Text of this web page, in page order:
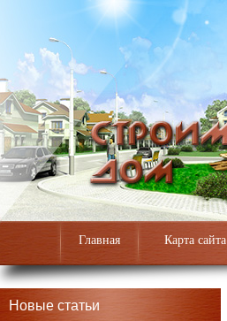
Главная Карта сайта
Новые статьи